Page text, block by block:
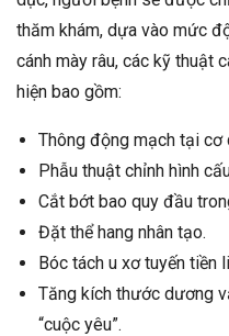
thăm khám, dựa vào mức
cánh mày râu, các kỹ thuật
hiện bao gồm:
Thông động mạch tại cơ
Phẫu thuật chỉnh hình
Cắt bớt bao quy đầu
Đặt thể hang nhân tạo.
Bóc tách u xơ tuyến tiền
Tăng kích thước dương
“cuộc yêu”.